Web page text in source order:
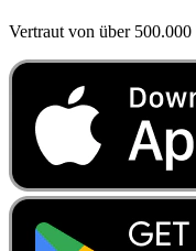
Vertraut von über 500.000